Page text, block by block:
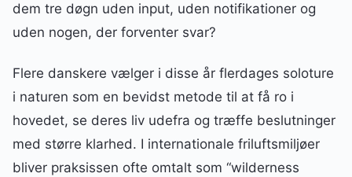
dem tre døgn uden input, uden notifikationer og
uden nogen, der forventer svar?
Flere danskere vælger i disse år flerdages soloture
i naturen som en bevidst metode til at få ro i
hovedet, se deres liv udefra og træffe beslutninger
med større klarhed. I internationale friluftsmiljøer
bliver praksissen ofte omtalt som “wilderness